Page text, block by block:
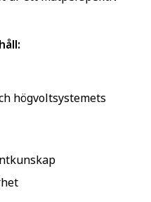
högvoltsystemets